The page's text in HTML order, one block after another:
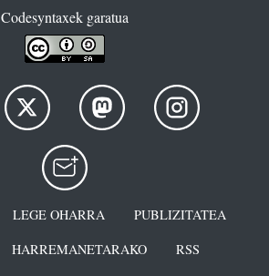
Codesyntaxek garatua
LEGE OHARRA
PUBLIZITATEA
HARREMANETARAKO RSS